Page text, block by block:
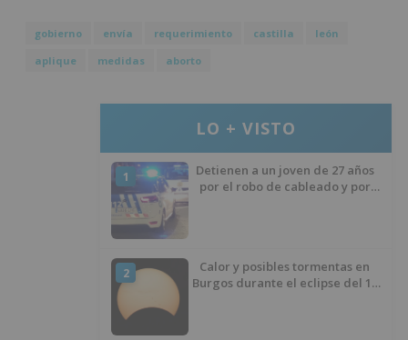
gobierno envía requerimiento castilla
león
aplique
medidas aborto
LO + VISTO
1
Detienen a un joven de 27 años
por el robo de cableado y por
2
Calor y posibles tormentas en
Burgos durante el eclipse del 12